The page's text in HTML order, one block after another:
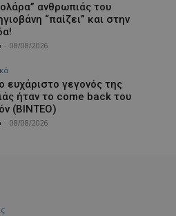
ανθρωπιάς του
“παίζει” και στην
08/08/2026
ευχάριστο γεγονός της
ήταν το come back του
(ΒΙΝΤΕΟ)
08/08/2026